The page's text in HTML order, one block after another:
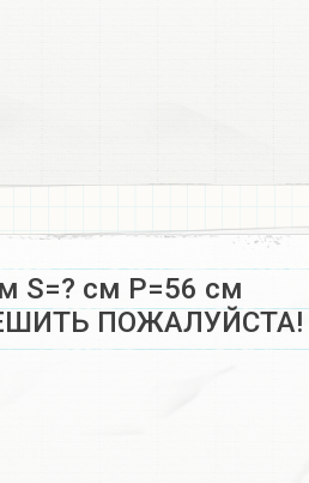
S=? см P=56 см
ПОЖАЛУЙСТА!